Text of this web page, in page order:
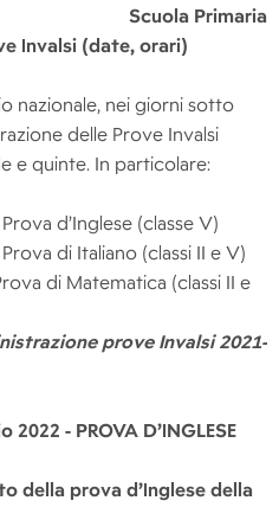
Scuola Primaria
Invalsi (date, orari)
nazionale, nei giorni sotto
delle Prove Invalsi
e quinte. In particolare:
Prova d’Inglese (classe V)
Prova di Italiano (classi II e V)
di Matematica (classi II e
prove Invalsi 2021-
- PROVA D’INGLESE
della prova d’Inglese della